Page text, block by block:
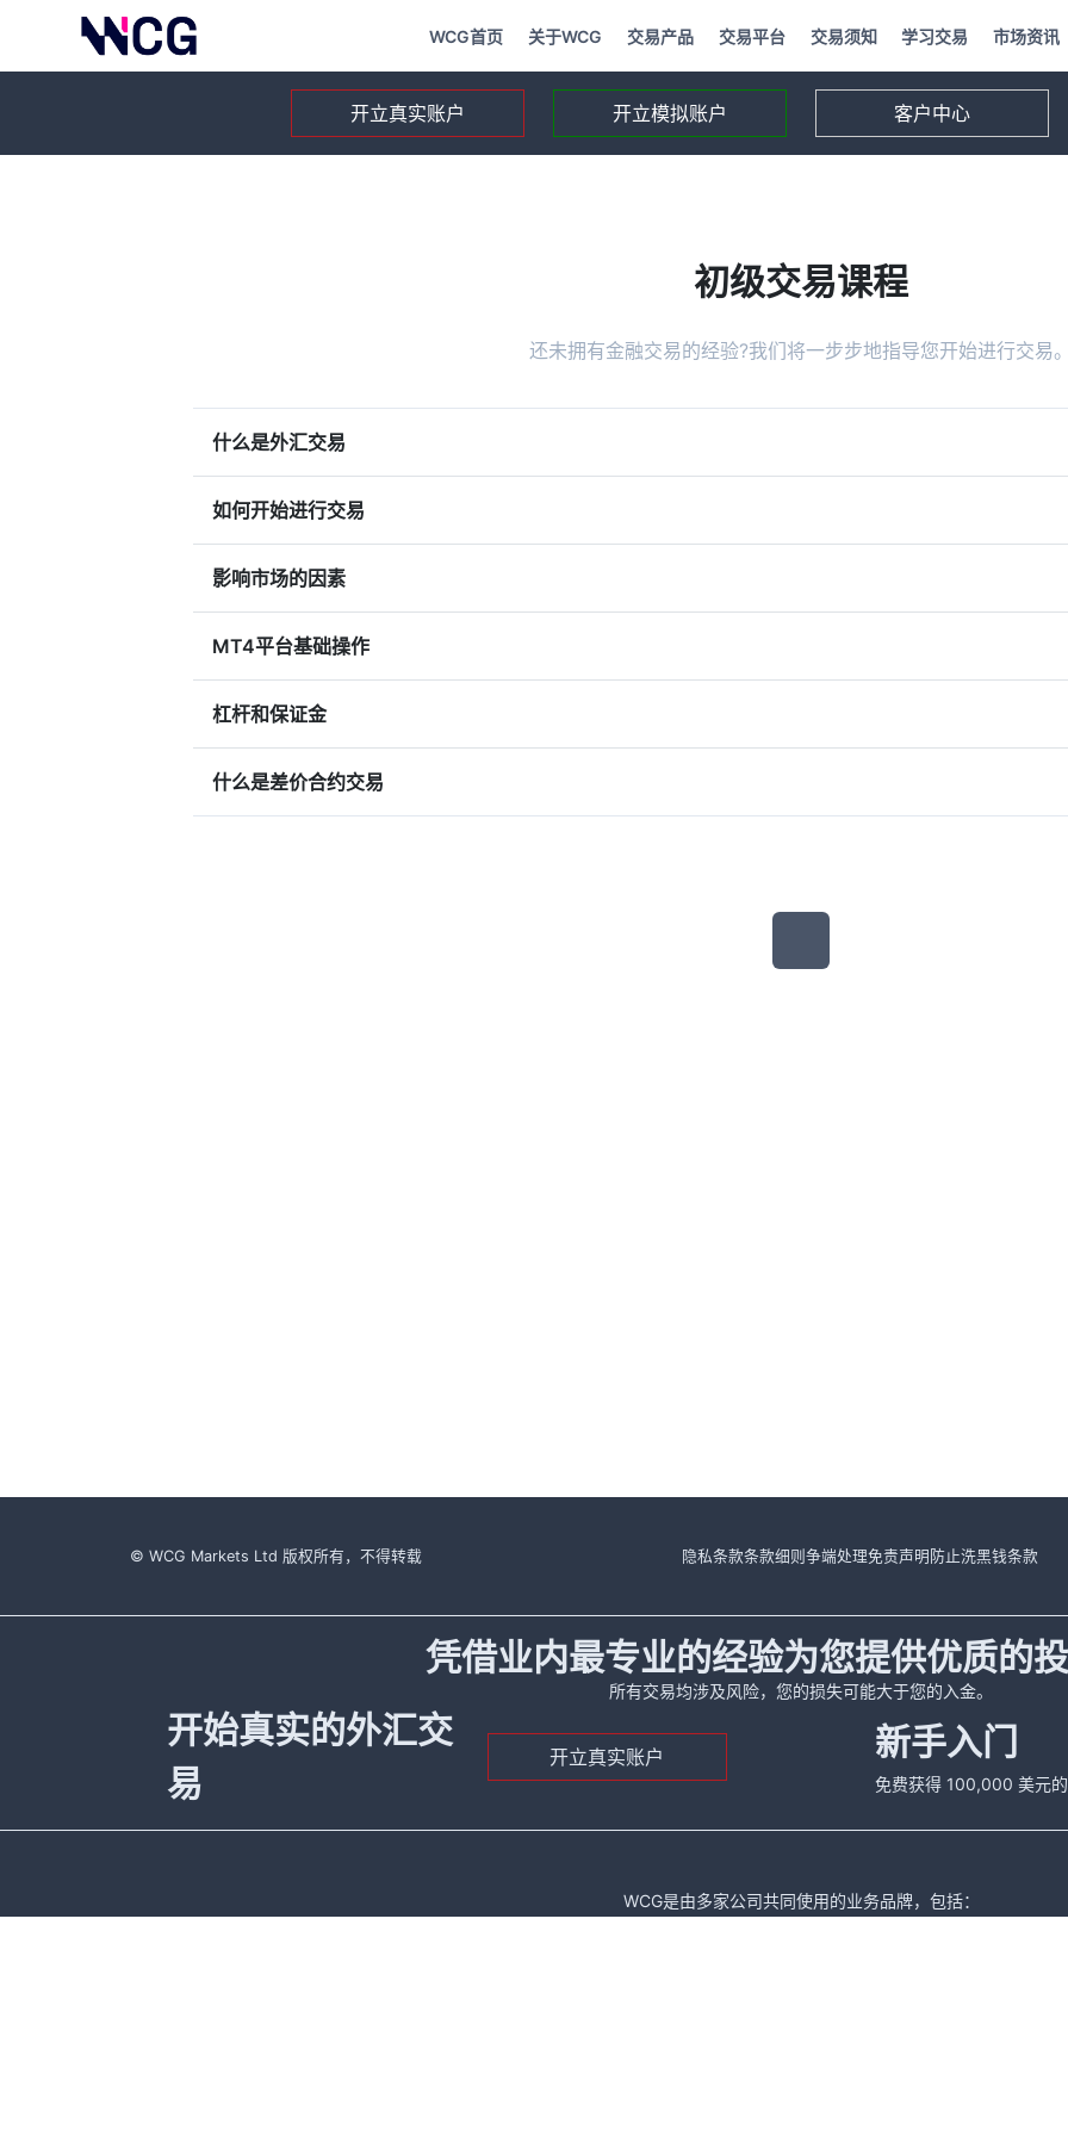
WCG首页 关于WCG 交易产品 交易平台 交易须知 学习交易 市场资讯
开立真实账户 开立模拟账户 客户中心
初级交易课程
还未拥有金融交易的经验?我们将一步步地指导您开始进行交易。
什么是外汇交易
如何开始进行交易
影响市场的因素
MT4平台基础操作
杠杆和保证金
什么是差价合约交易
© WCG Markets Ltd 版权所有，不得转载 隐私条款条款细则争端处理免责声明 防止洗黑钱条款
凭借业内最专业的经验为您提供优质的
所有交易均涉及风险，您的损失可能大于您的入金。
开始真实的外汇交
易
开立真实账户 新手入门
免费获得 100,000 美元
WCG是由多家公司共同使用的业务品牌，包括：